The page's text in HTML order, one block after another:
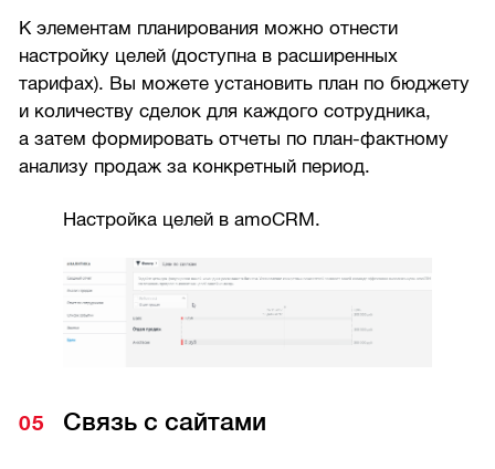
К элементам планирования можно отнести
настройку целей (доступна в расширенных
тарифах). Вы можете установить план по бюджету
и количеству сделок для каждого сотрудника,
а затем формировать отчеты по план-фактному
анализу продаж за конкретный период.
Настройка целей в amoCRM.
Связь с сайтами